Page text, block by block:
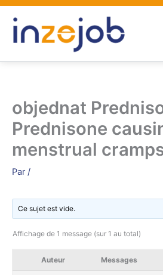
Aller
contenu
objednat
Prednisone
menstrual
Par /
Ce sujet est vide.
Affichage de 1 message (sur 1 au total)
Auteur Messages